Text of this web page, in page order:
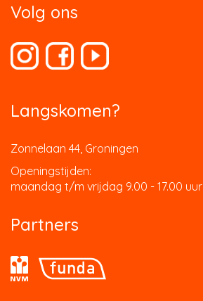
Volg ons
Langskomen?
Zonnelaan 44, Groningen
Openingstijden:
maandag t/m vrijdag 9.00 - 17.00 uur
Partners